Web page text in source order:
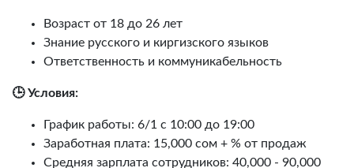
Возраст от 18 до 26 лет
Знание русского и киргизского языков
Ответственность и коммуникабельность
🕒 Условия:
График работы: 6/1 с 10:00 до 19:00
Заработная плата: 15,000 сом + % от продаж
Средняя зарплата сотрудников: 40,000 - 90,000